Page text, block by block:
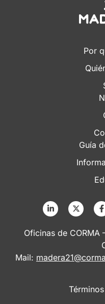
Por
Guía
Oficinas de CORMA
Mail: